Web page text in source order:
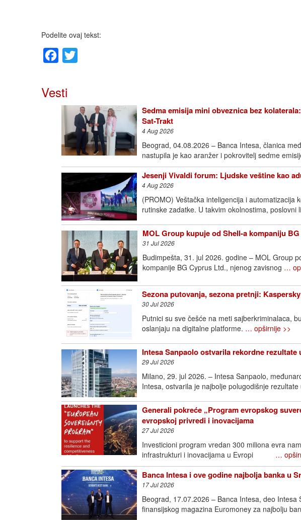
Podelite ovaj tekst:
Facebook
Vesti
Sedma emisija mini obveznica bez
Sat-Trakt
4 Aug 2026
Beograd, 04.08.2026 – Banca Intesa, članica
nastupila je kao aranžer i pokrovitelj sedme
Jesenji Vivaldi forum: Ljudske veštine kao
4 Aug 2026
(PROMO) Veštačka inteligencija i
rutinske zadatke. U takvim okolnostima, poslovni
MOL Group kupuje od Shell-a kompaniju
31 Jul 2026
Budimpešta, 31. jul 2026. godine – MOL Group
kompanije BG Cyprus Ltd., njenog zavisnog …
Sezona putovanja, sezona pretnji:
30 Jul 2026
Putnici su sve češće na meti sajberkriminalaca,
oslanjaju na digitalne platforme. … opširnije >>
Intesa Sanpaolo ostvarila rekordne
29 Jul 2026
Milano, 29. jul 2026. – Intesa Sanpaolo,
Intesa, ostvarila je najbolje polugodišnje rezultate
Generali pokreće „Program evropskog
evropskoj privredi i inovacijama
27 Jul 2026
Investicioni program vredan 300 miliona evra
infrastrukturi i inovacijama u Evropi …
Banca Intesa i ove godine najbolja banka u
17 Jul 2026
Beograd, 17.07.2026 – Banca Intesa, deo
finansijskog magazina Euromoney za najbolju